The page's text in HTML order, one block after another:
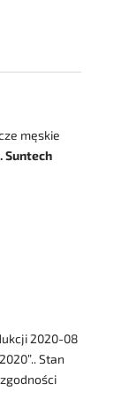
męskie
Suntech
2020-08
Stan